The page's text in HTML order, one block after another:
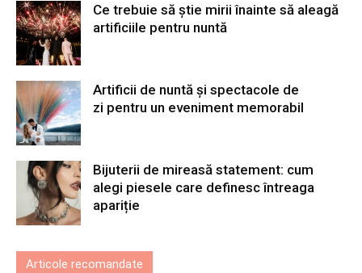
Ce trebuie să știe mirii înainte să aleagă
artificiile pentru nuntă
Artificii de nuntă și spectacole de
zi pentru un eveniment memorabil
Bijuterii de mireasă statement: cum
alegi piesele care definesc întreaga
apariție
Articole recomandate